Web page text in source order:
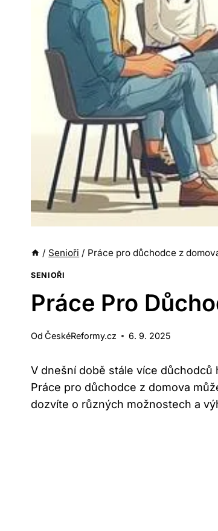
/ Senioři / Práce pro důchodce z
SENIOŘI
Práce Pro
Od ČeskéReformy.cz 6. 9. 2025
V dnešní době stále více
Práce pro důchodce z domova
dozvíte o různých možnostech a